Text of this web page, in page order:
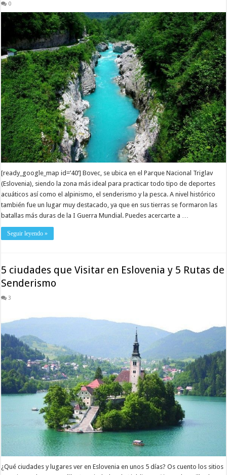
0
[ready_google_map id=’40’] Bovec, se ubica en el Parque Nacional Triglav
(Eslovenia), siendo la zona más ideal para practicar todo tipo de deportes
acuáticos así como el alpinismo, el senderismo y la pesca. A nivel histórico
también fue un lugar muy destacado, ya que en sus tierras se formaron las
batallas más duras de la I Guerra Mundial. Puedes acercarte a …
Seguir leyendo »
5 ciudades que Visitar en Eslovenia y 5 Rutas de
Senderismo
3
¿Qué ciudades y lugares ver en Eslovenia en unos 5 días? Os cuento los sitios